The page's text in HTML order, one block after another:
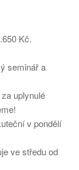
Kč.
seminář a
uplynulé
v pondělí
ve středu od